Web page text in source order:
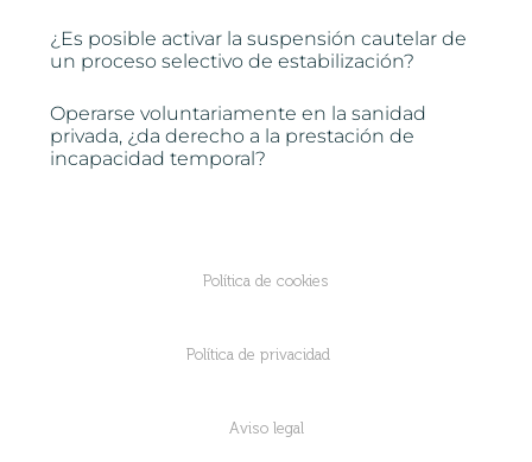
¿Es posible activar la suspensión cautelar de
un proceso selectivo de estabilización?
Operarse voluntariamente en la sanidad
privada, ¿da derecho a la prestación de
incapacidad temporal?
Política de cookies
Política de privacidad
Aviso legal